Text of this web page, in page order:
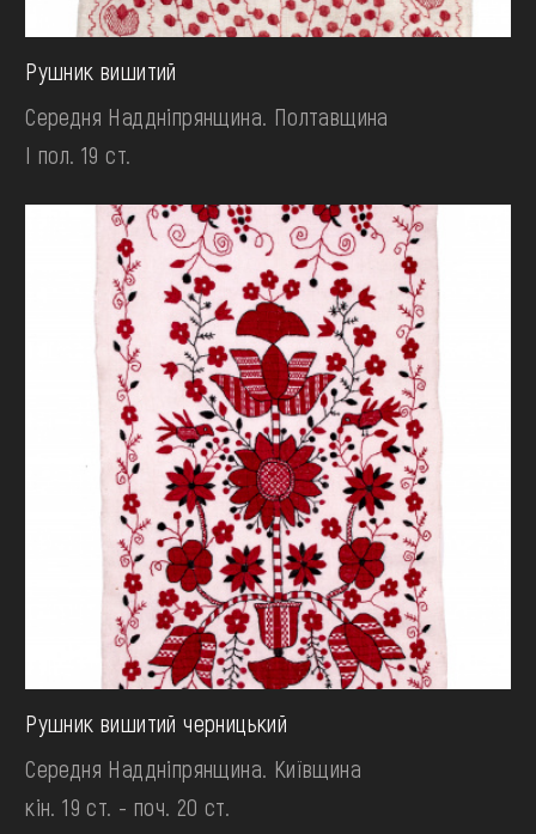
Рушник вишитий
Середня Наддніпрянщина. Полтавщина
І пол. 19 ст.
Рушник вишитий черницький
Середня Наддніпрянщина. Київщина
кін. 19 ст. - поч. 20 ст.